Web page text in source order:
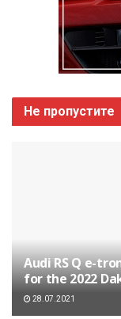
Не пропустите
Audi RS Q e-
for the 2022
28.07.2021